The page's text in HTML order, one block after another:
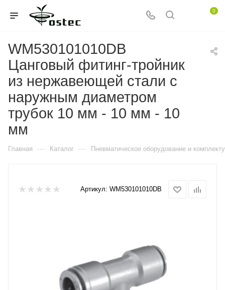
0
WM530101010DB
Цанговый фитинг-тройник
из нержавеющей стали с
наружным диаметром
трубок 10 мм - 10 мм - 10
мм
Главная — Каталог — Пневматическое оборудование и
Артикул: WM530101010DB